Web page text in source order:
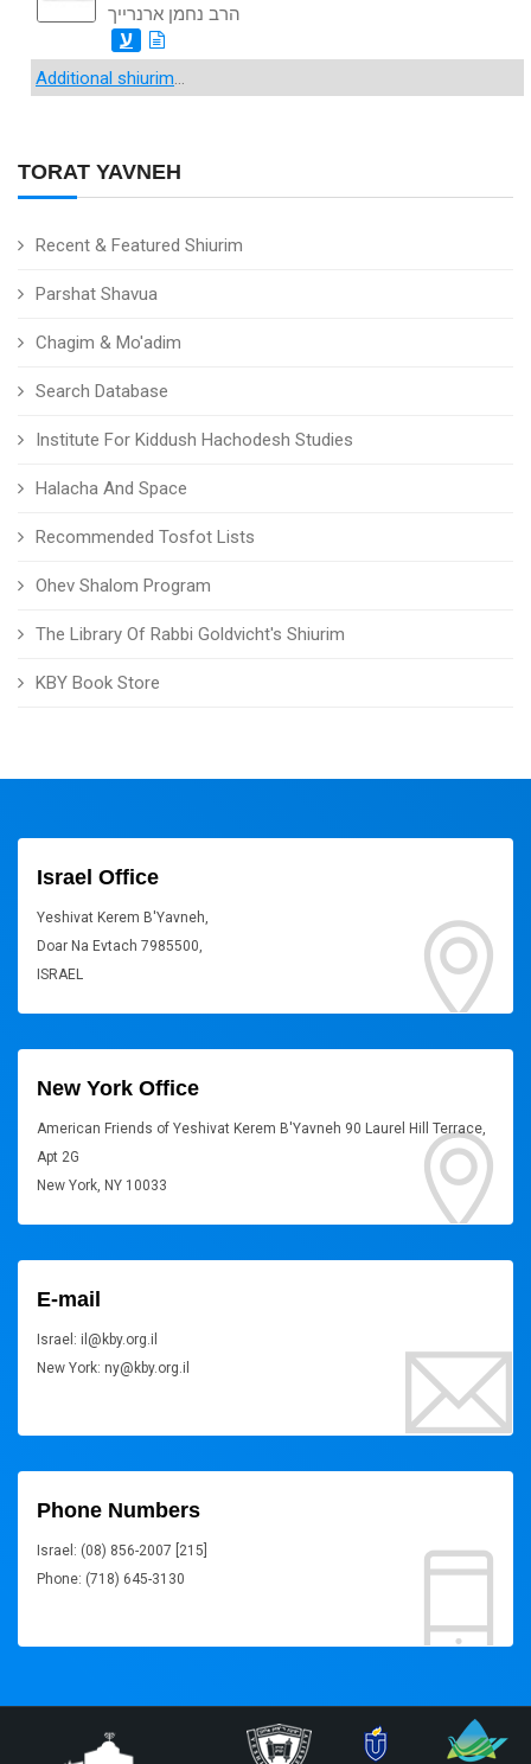
TORAT YAVNEH
Recent & Featured Shiurim
Parshat Shavua
Chagim & Mo'adim
Search Database
Institute For Kiddush Hachodesh Studies
Halacha And Space
Recommended Tosfot Lists
Ohev Shalom Program
The Library Of Rabbi Goldvicht's Shiurim
KBY Book Store
הרב נחמן ארנרייך
ע
Additional shiurim...
Israel Office
Yeshivat Kerem B'Yavneh,
Doar Na Evtach 7985500,
ISRAEL
New York Office
American Friends of Yeshivat Kerem B'Yavneh 90 Laurel Hill Terrace,
Apt 2G
New York, NY 10033
E-mail
Israel: il@kby.org.il
New York: ny@kby.org.il
Phone Numbers
Israel: (08) 856-2007 [215]
Phone: (718) 645-3130